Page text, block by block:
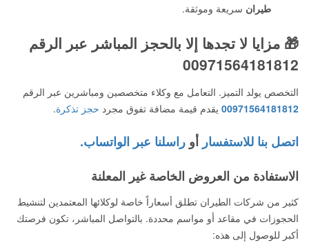
طيران سريعة وموثقة.
🎁 مزايا لا تجدها إلا بالحجز المباشر عبر الرقم
00971564181812
التخصص يولد التميز. التعامل مع وكلاء متخصصين ومباشرين عبر الرقم
00971564181812 يقدم قيمة مضافة تفوق مجرد حجز تذكرة.
اتصل بنا للاستفسار أو راسلنا عبر الواتساب.
الاستفادة من العروض الخاصة غير المعلنة
كثير من شركات الطيران تطلق أسعاراً خاصة لوكلائها المعتمدين لتنشيط
الحجوزات في مقاعد أو مواسم محددة. بالتواصل المباشر، تكون فرصتك
أكبر للوصول إلى هذه: